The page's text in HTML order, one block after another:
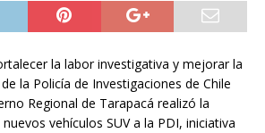
la labor investigativa y mejorar la
la Policía de Investigaciones de Chile
Regional de Tarapacá realizó la
vehículos SUV a la PDI, iniciativa